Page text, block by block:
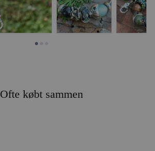
Ofte købt sammen